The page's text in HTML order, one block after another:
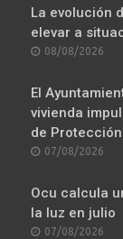
La evolución
elevar a
POSTED
08/08/2026
El
vivienda
de
POSTED
07/08/2026
Ocu calcula
la luz en julio
POSTED
07/08/2026